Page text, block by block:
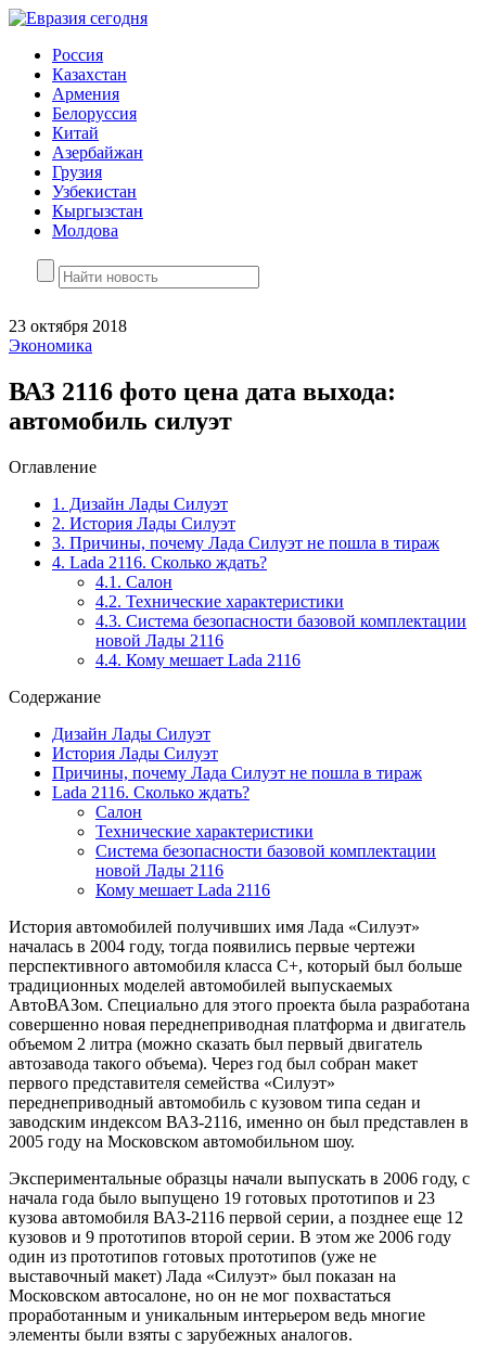
Россия
Казахстан
Армения
Белоруссия
Китай
Азербайжан
Грузия
Узбекистан
Кыргызстан
Молдова
23 октября 2018
Экономика
ВАЗ 2116 фото цена дата выхода:
автомобиль силуэт
Оглавление
1. Дизайн Лады Силуэт
2. История Лады Силуэт
3. Причины, почему Лада Силуэт не пошла в тираж
4. Lada 2116. Сколько ждать?
4.1. Салон
4.2. Технические характеристики
4.3. Система безопасности базовой комплектации
новой Лады 2116
4.4. Кому мешает Lada 2116
Содержание
Дизайн Лады Силуэт
История Лады Силуэт
Причины, почему Лада Силуэт не пошла в тираж
Lada 2116. Сколько ждать?
Салон
Технические характеристики
Система безопасности базовой комплектации
новой Лады 2116
Кому мешает Lada 2116
История автомобилей получивших имя Лада «Силуэт»
началась в 2004 году, тогда появились первые чертежи
перспективного автомобиля класса С+, который был больше
традиционных моделей автомобилей выпускаемых
АвтоВАЗом. Специально для этого проекта была разработана
совершенно новая переднеприводная платформа и двигатель
объемом 2 литра (можно сказать был первый двигатель
автозавода такого объема). Через год был собран макет
первого представителя семейства «Силуэт»
переднеприводный автомобиль с кузовом типа седан и
заводским индексом ВАЗ-2116, именно он был представлен в
2005 году на Московском автомобильном шоу.
Экспериментальные образцы начали выпускать в 2006 году, с
начала года было выпущено 19 готовых прототипов и 23
кузова автомобиля ВАЗ-2116 первой серии, а позднее еще 12
кузовов и 9 прототипов второй серии. В этом же 2006 году
один из прототипов готовых прототипов (уже не
выставочный макет) Лада «Силуэт» был показан на
Московском автосалоне, но он не мог похвастаться
проработанным и уникальным интерьером ведь многие
элементы были взяты с зарубежных аналогов.